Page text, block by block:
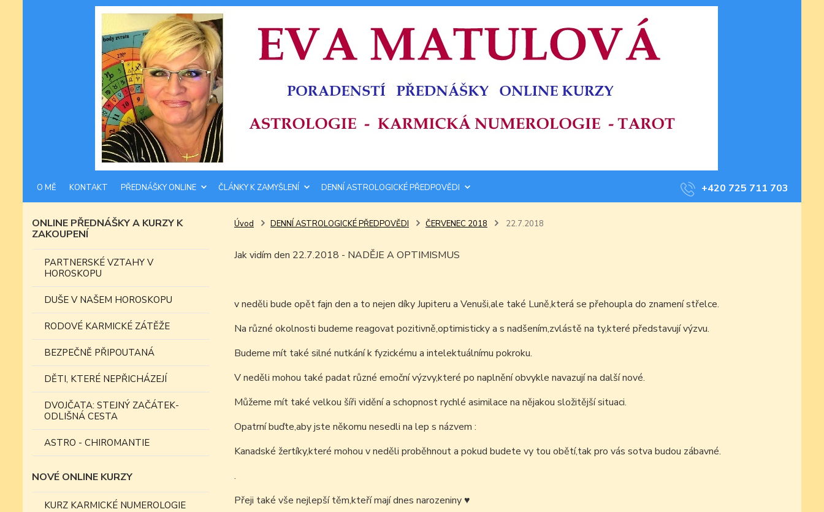
O MĚ KONTAKT PŘEDNÁŠKY ONLINE ČLÁNKY K ZAMYŠLENÍ DENNÍ ASTROLOGICKÉ PŘEDPOVĚDI +420 725 711 703
ONLINE PŘEDNÁŠKY A KURZY K
ZAKOUPENÍ
PARTNERSKÉ VZTAHY V
HOROSKOPU
DUŠE V NAŠEM HOROSKOPU
RODOVÉ KARMICKÉ ZÁTĚŽE
BEZPEČNĚ PŘIPOUTANÁ
DĚTI, KTERÉ NEPŘICHÁZEJÍ
DVOJČATA: STEJNÝ ZAČÁTEK-
ODLIŠNÁ CESTA
ASTRO - CHIROMANTIE
NOVÉ ONLINE KURZY
KURZ KARMICKÉ NUMEROLOGIE
Úvod DENNÍ ASTROLOGICKÉ PŘEDPOVĚDI ČERVENEC 2018 22.7.2018
Jak vidím den 22.7.2018 - NADĚJE A OPTIMISMUS
v neděli bude opět fajn den a to nejen díky Jupiteru a Venuši,ale také Luně,která se přehoupla do znamení střelce.
Na různé okolnosti budeme reagovat pozitivně,optimisticky a s nadšením,zvlástě na ty,které představují výzvu.
Budeme mít také silné nutkání k fyzickému a intelektuálnímu pokroku.
V neděli mohou také padat různé emoční výzvy,které po naplnění obvykle navazují na další nové.
Můžeme mít také velkou šíři vidění a schopnost rychlé asimilace na nějakou složitější situaci.
Opatrní buďte,aby jste někomu nesedli na lep s názvem :
Kanadské žertíky,které mohou v neděli proběhnout a pokud budete vy tou obětí,tak pro vás sotva budou zábavné.
.
Přeji také vše nejlepší těm,kteří mají dnes narozeniny♥